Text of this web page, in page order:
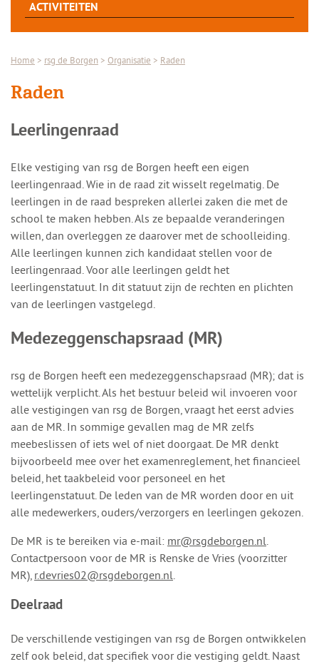
ACTIVITEITEN
Home > rsg de Borgen > Organisatie > Raden
Raden
Leerlingenraad
Elke vestiging van rsg de Borgen heeft een eigen
leerlingenraad. Wie in de raad zit wisselt regelmatig. De
leerlingen in de raad bespreken allerlei zaken die met de
school te maken hebben. Als ze bepaalde veranderingen
willen, dan overleggen ze daarover met de schoolleiding.
Alle leerlingen kunnen zich kandidaat stellen voor de
leerlingenraad. Voor alle leerlingen geldt het
leerlingenstatuut. In dit statuut zijn de rechten en plichten
van de leerlingen vastgelegd.
Medezeggenschapsraad (MR)
rsg de Borgen heeft een medezeggenschapsraad (MR); dat is
wettelijk verplicht. Als het bestuur beleid wil invoeren voor
alle vestigingen van rsg de Borgen, vraagt het eerst advies
aan de MR. In sommige gevallen mag de MR zelfs
meebeslissen of iets wel of niet doorgaat. De MR denkt
bijvoorbeeld mee over het examenreglement, het financieel
beleid, het taakbeleid voor personeel en het
leerlingenstatuut. De leden van de MR worden door en uit
alle medewerkers, ouders/verzorgers en leerlingen gekozen.
De MR is te bereiken via e-mail: mr@rsgdeborgen.nl
Contactpersoon voor de MR is Renske de Vries (voorzitter
MR), r.devries02@rsgdeborgen.nl
Deelraad
De verschillende vestigingen van rsg de Borgen ontwikkelen
zelf ook beleid, dat specifiek voor die vestiging geldt. Naast